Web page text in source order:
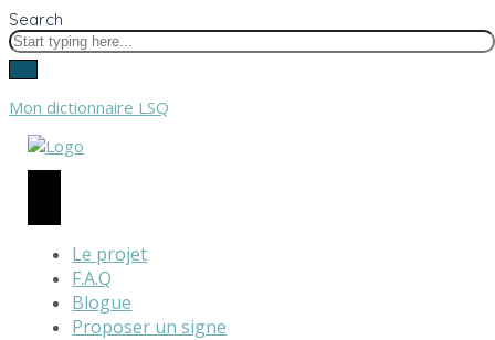
Search
Mon dictionnaire LSQ
Le projet
F.A.Q
Blogue
Proposer un signe